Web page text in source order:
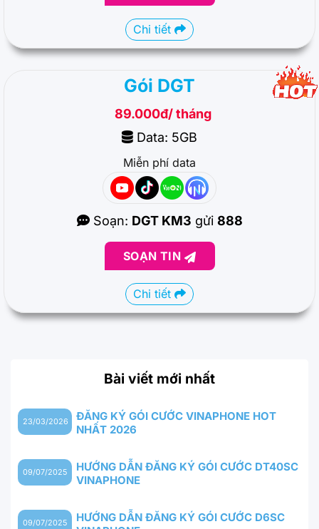
Chi tiết
Gói DGT
89.000đ/ tháng
Data: 5GB
Miễn phí data
Soạn: DGT KM3 gửi 888
SOẠN TIN
Chi tiết
Bài viết mới nhất
ĐĂNG KÝ GÓI CƯỚC VINAPHONE HOT
NHẤT 2026
23/03/2026
HƯỚNG DẪN ĐĂNG KÝ GÓI CƯỚC DT40SC
VINAPHONE
09/07/2025
HƯỚNG DẪN ĐĂNG KÝ GÓI CƯỚC D6SC
09/07/2025